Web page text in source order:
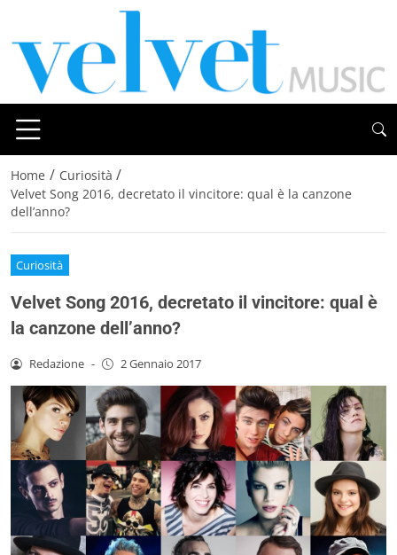
Home / Curiosità /
Velvet Song 2016, decretato il vincitore: qual è la canzone
dell’anno?
Curiosità
Velvet Song 2016, decretato il vincitore: qual è
la canzone dell’anno?
Redazione - 2 Gennaio 2017